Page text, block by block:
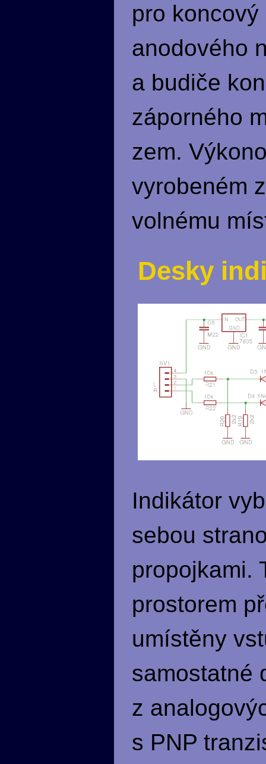
pro
anodového
a budiče
záporného
zem.
vyrobeném
volnému
Desky
Indikátor
sebou
propojkami.
prostorem
umístěny
samostatné
z
s PNP